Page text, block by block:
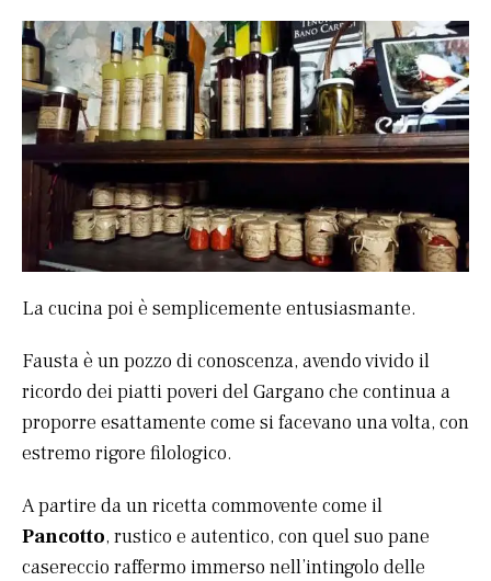
La cucina poi è semplicemente entusiasmante.
Fausta è un pozzo di conoscenza, avendo vivido il
ricordo dei piatti poveri del Gargano che continua a
proporre esattamente come si facevano una volta, con
estremo rigore filologico.
A partire da un ricetta commovente come il
Pancotto, rustico e autentico, con quel suo pane
casereccio raffermo immerso nell’intingolo delle